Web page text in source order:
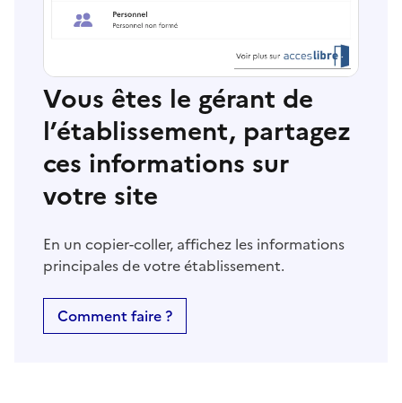
Vous êtes le gérant de
l’établissement, partagez
ces informations sur
votre site
En un copier-coller, affichez les informations
principales de votre établissement.
Comment faire ?